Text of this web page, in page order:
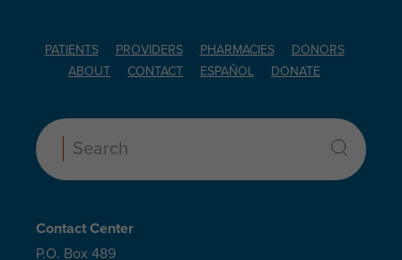
PATIENTS PROVIDERS PHARMACIES
DONORS
ABOUT
CONTACT ESPAÑOL DONATE
Search:
Contact Center
P.O. Box 489